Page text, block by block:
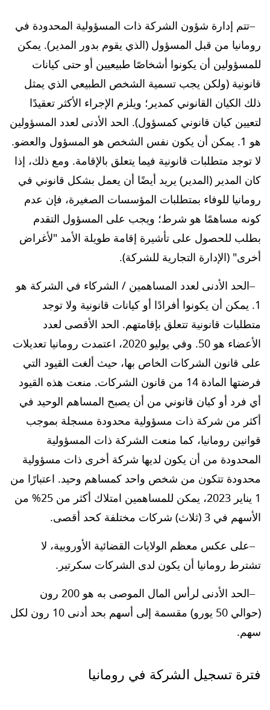
تتم إدارة شؤون الشركة ذات المسؤولية المحدودة في
رومانيا من قبل المسؤول (الذي يقوم بدور المدير). يمكن
للمسؤولين أن يكونوا أشخاصًا طبيعيين أو حتى كيانات
قانونية (ولكن يجب تسمية الشخص الطبيعي الذي يمثل
ذلك الكيان القانوني كمدير؛ ويلزم الإجراء الأكثر تعقيدًا
لتعيين كيان قانوني كمسؤول). الحد الأدنى لعدد المسؤولين
هو 1. يمكن أن يكون نفس الشخص هو المسؤول والعضو.
لا توجد متطلبات قانونية فيما يتعلق بالإقامة. ومع ذلك، إذا
كان المدير (المدير) يريد أيضًا أن يعمل بشكل قانوني في
رومانيا للوفاء بمتطلبات المؤسسات الصغيرة، فإن عدم
كونه مساهمًا هو شرط؛ ويجب على المسؤول التقدم
بطلب للحصول على تأشيرة إقامة طويلة الأمد "لأغراض
أخرى" (الإدارة التجارية للشركة).
الحد الأدنى لعدد المساهمين / الشركاء في الشركة هو
1. يمكن أن يكونوا أفرادًا أو كيانات قانونية ولا توجد
متطلبات قانونية تتعلق بإقامتهم. الحد الأقصى لعدد
الأعضاء هو 50. وفي يوليو 2020، اعتمدت رومانيا تعديلات
على قانون الشركات الخاص بها، حيث ألغت القيود التي
فرضتها المادة 14 من قانون الشركات. منعت هذه القيود
أي فرد أو كيان قانوني من أن يصبح المساهم الوحيد في
أكثر من شركة ذات مسؤولية محدودة مسجلة بموجب
قوانين رومانيا، كما منعت الشركة ذات المسؤولية
المحدودة من أن يكون لديها شركة أخرى ذات مسؤولية
محدودة تتكون من شخص واحد كمساهم وحيد. اعتبارًا من
1 يناير 2023، يمكن للمساهمين امتلاك أكثر من 25% من
الأسهم في 3 (ثلاث) شركات مختلفة كحد أقصى.
على عكس معظم الولايات القضائية الأوروبية، لا
تشترط رومانيا أن يكون لدى الشركات سكرتير.
الحد الأدنى لرأس المال الموصى به هو 200 رون
(حوالي 50 يورو) مقسمة إلى أسهم بحد أدنى 10 رون لكل
سهم.
فترة تسجيل الشركة في رومانيا